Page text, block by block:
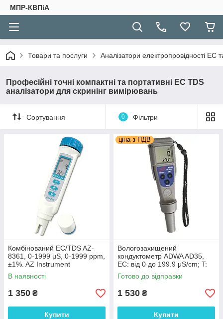
МПР-КВПіА
Товари та послуги Аналізатори електропровідності EC
Професійні точні компактні та портативні EC TDS
аналізатори для скринінг вимірювань
Сортування 0 Фільтри
Комбінований EC/TDS AZ-
8361, 0-1999 µS, 0-1999 ppm,
±1%. AZ Instrument
В наявності
1 350 ₴
Купити
ціна з ПДВ
Вологозахищений
кондуктометр ADWA AD35,
EC: від 0 до 199.9 μS/cm; T:
від 0.0 до 60.0°C, АТС,
автокалібрування
Готово до відправки
1 530 ₴
Купити